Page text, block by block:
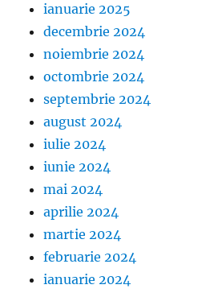
ianuarie 2025
decembrie 2024
noiembrie 2024
octombrie 2024
septembrie 2024
august 2024
iulie 2024
iunie 2024
mai 2024
aprilie 2024
martie 2024
februarie 2024
ianuarie 2024